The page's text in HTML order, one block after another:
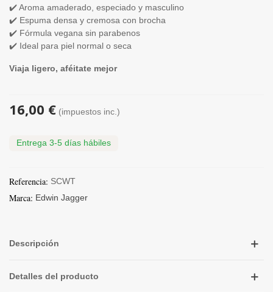
✔️ Aroma amaderado, especiado y masculino
✔️ Espuma densa y cremosa con brocha
✔️ Fórmula vegana sin parabenos
✔️ Ideal para piel normal o seca
Viaja ligero, aféitate mejor
16,00 € (impuestos inc.)
Entrega 3-5 días hábiles
Referencia: SCWT
Marca: Edwin Jagger
Descripción
Detalles del producto